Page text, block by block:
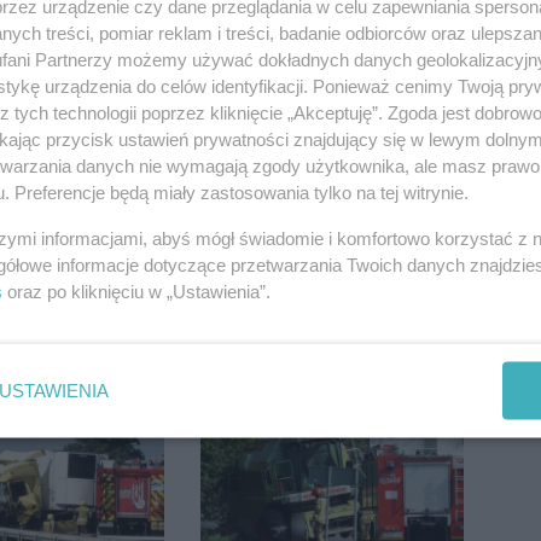
gazociąg i
służby
19 września pierwszy
ligowy mecz Noteci.
Znamy cały terminarz
które pasują do wielu
stylizacji
urządzenie czy dane przeglądania w celu zapewniania
treści, pomiar reklam i treści, badanie odbiorców oraz
Partnerzy możemy używać dokładnych danych
urządzenia do celów identyfikacji. Ponieważ cenimy Twoją
tych technologii poprzez kliknięcie „Akceptuję”. Zgoda jest
przycisk ustawień prywatności znajdujący się w lewym
danych nie wymagają zgody użytkownika, ale masz
Preferencje będą miały zastosowania tylko na tej witrynie.
informacjami, abyś mógł świadomie i komfortowo korzystać z
informacje dotyczące przetwarzania Twoich danych
oraz po kliknięciu w „Ustawienia”.
USTAWIENIA